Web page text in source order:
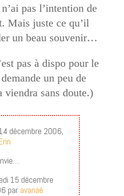
pas l’intention de
Mais juste ce qu’il
un beau souvenir…
pas à dispo pour le
un peu de
sans doute.)
décembre 2006,
15 décembre
par avanaé